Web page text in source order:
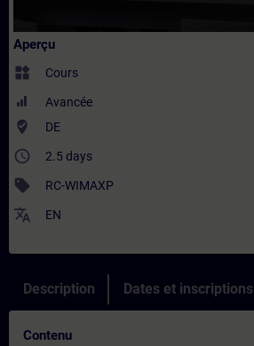
Aperçu
widgets Cours
Avancée
where_to_vote DE
access_time 2.5 days
sell RC-WIMAXP
translate EN
Description Dates et inscriptions
Contenu